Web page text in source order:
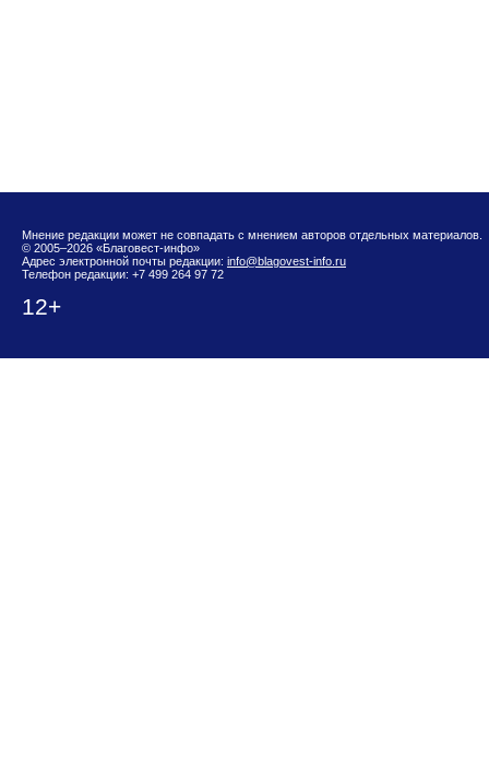
Мнение редакции может не совпадать с мнением авторов отдельных материалов.
© 2005–2026 «Благовест-инфо»
Адрес электронной почты редакции: info@blagovest-info.ru
Телефон редакции: +7 499 264 97 72
12+